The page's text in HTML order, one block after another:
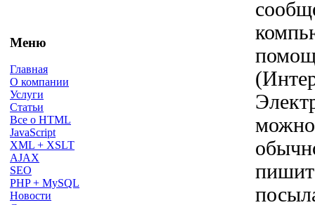
Меню
Главная
О компании
Услуги
Статьи
Все о HTML
JavaScript
XML + XSLT
AJAX
SEO
PHP + MySQL
Новости
можно